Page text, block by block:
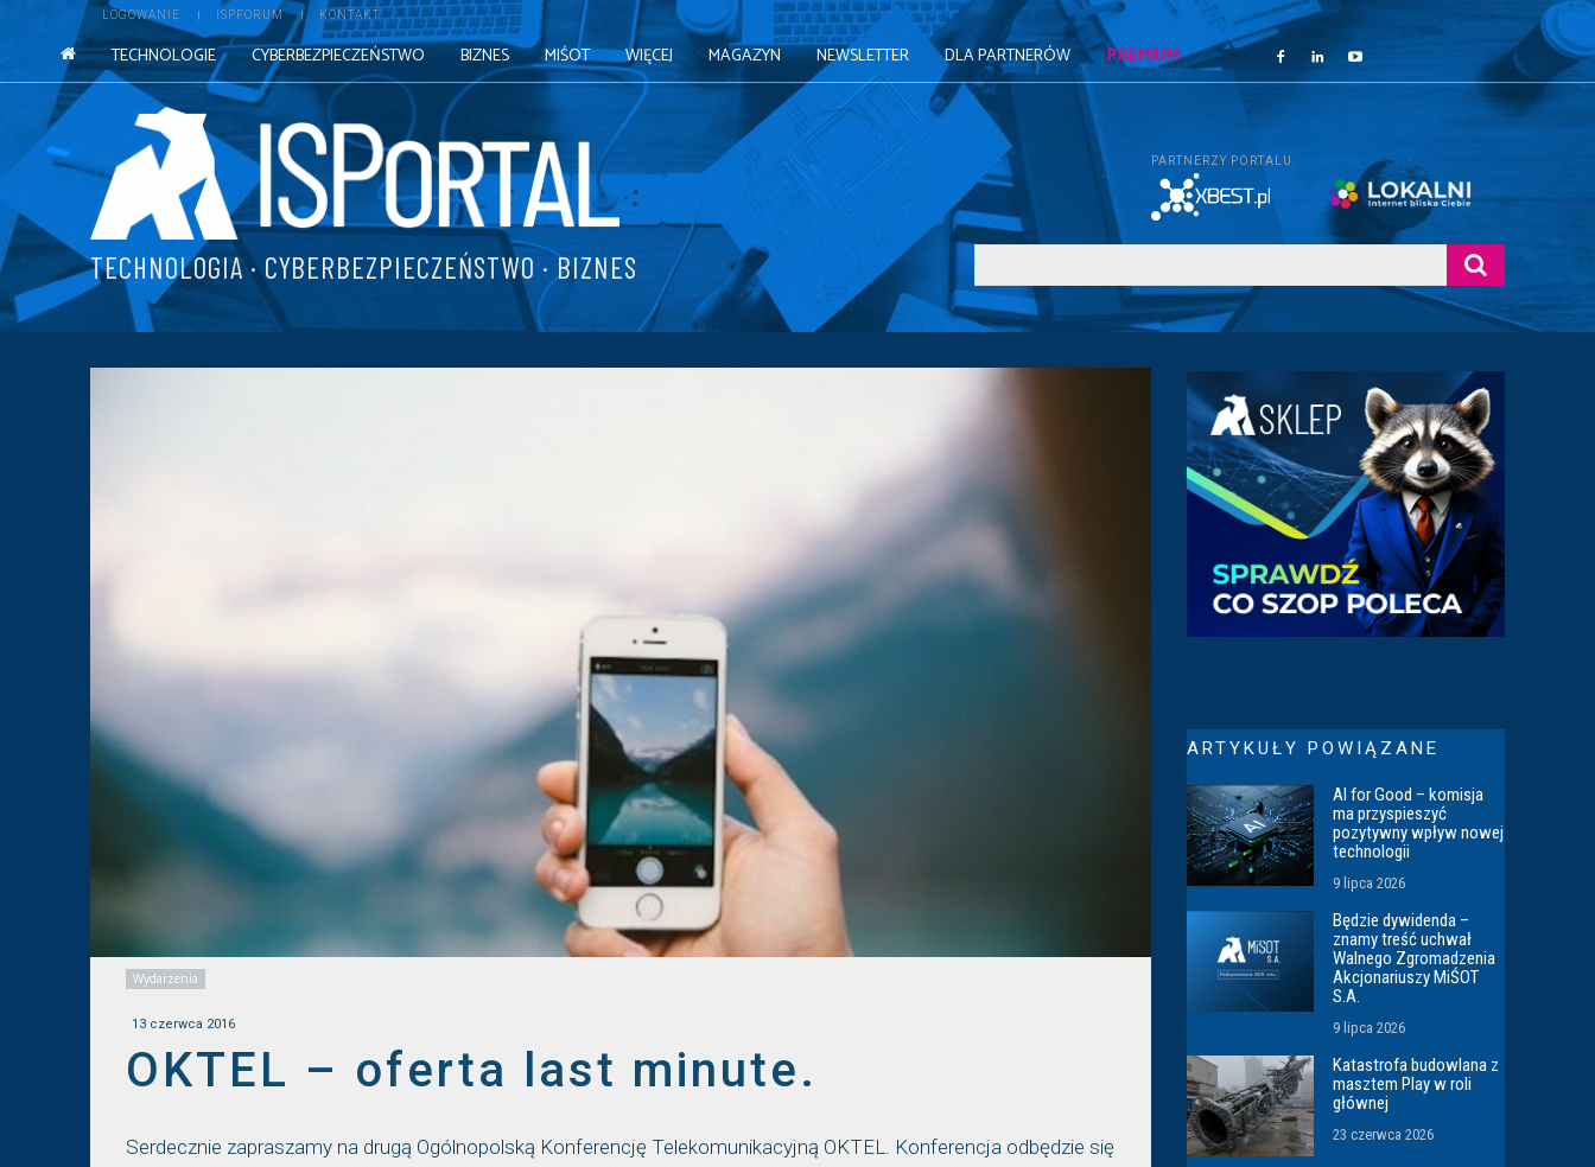
LOGOWANIE ISPFORUM KONTAKT
TECHNOLOGIE CYBERBEZPIECZEŃSTWO BIZNES MIŚOT WIĘCEJ MAGAZYN NEWSLETTER DLA PARTNERÓW PREMIUM
TECHNOLOGIA · CYBERBEZPIECZEŃSTWO · BIZNES
PARTNERZY PORTALU
Wydarzenia
13 czerwca 2016
OKTEL – oferta last minute.
Serdecznie zapraszamy na drugą Ogólnopolską Konferencję Telekomunikacyjną OKTEL. Konferencja odbędzie się
ARTYKUŁY POWIĄZANE
AI for Good – komisja
ma przyspieszyć
pozytywny wpływ nowej
technologii
9 lipca 2026
Będzie dywidenda –
znamy treść uchwał
Walnego Zgromadzenia
Akcjonariuszy MiŚOT
S.A.
9 lipca 2026
Katastrofa budowlana z
masztem Play w roli
głównej
23 czerwca 2026